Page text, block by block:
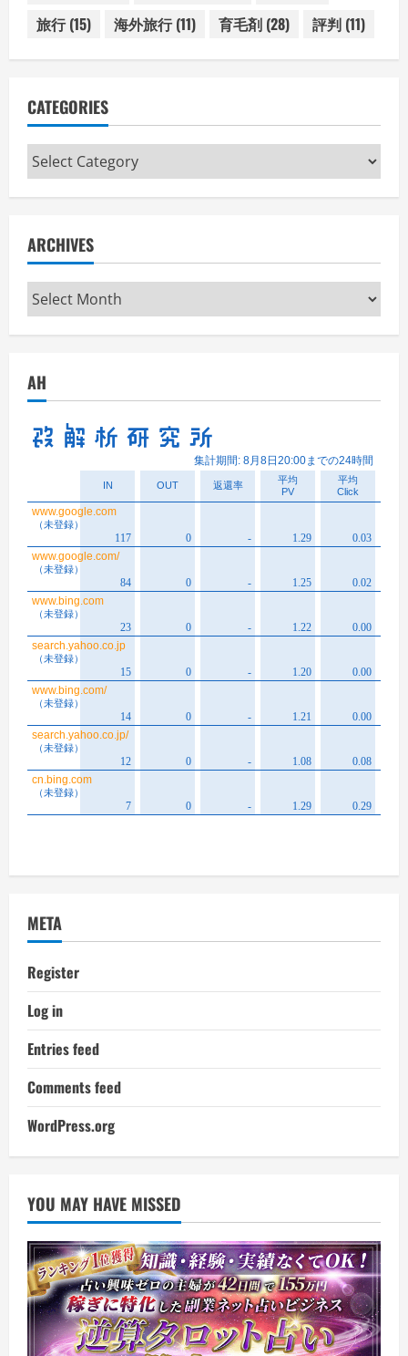
旅行(15) 海外旅行(11) 育毛剤 (28) 評判 (11)
CATEGORIES
Categories
ARCHIVES
Archives
AH
META
Register
Log in
Entries feed
Comments feed
WordPress.org
YOU MAY HAVE MISSED